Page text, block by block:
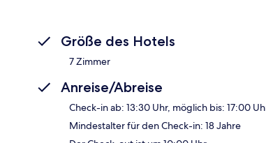
Größe des Hotels
7 Zimmer
Anreise/Abreise
Check-in ab: 13:30 Uhr, möglich bis: 17:00
Mindestalter für den Check-in: 18 Jahre